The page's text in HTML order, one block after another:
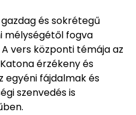
és sokrétegű
mélységétől fogva
vers központi témája az
érzékeny és
egyéni fájdalmak és
szenvedés is